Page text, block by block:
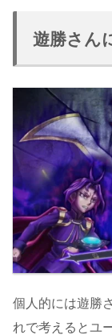
遊勝さん
個人的には遊勝
れで考えるとユ